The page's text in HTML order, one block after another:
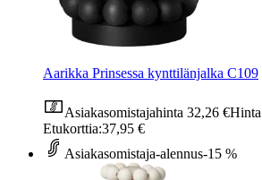
Aarikka Prinsessa kynttilänjalka C109
Asiakasomistajahinta 32,26 €
Etukorttia:37,95 €
Asiakasomistaja-alennus-15 %